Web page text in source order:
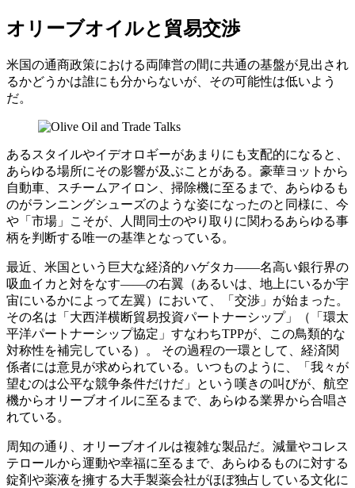
オリーブオイルと貿易交渉
米国の通商政策における両陣営の間に共通の基盤が見出され
るかどうかは誰にも分からないが、その可能性は低いよう
だ。
あるスタイルやイデオロギーがあまりにも支配的になると、
あらゆる場所にその影響が及ぶことがある。豪華ヨットから
自動車、スチームアイロン、掃除機に至るまで、あらゆるも
のがランニングシューズのような姿になったのと同様に、今
や「市場」こそが、人間同士のやり取りに関わるあらゆる事
柄を判断する唯一の基準となっている。
最近、米国という巨大な経済的ハゲタカ――名高い銀行界の
吸血イカと対をなす――の右翼（あるいは、地上にいるか宇
宙にいるかによって左翼）において、「交渉」が始まった。
その名は「大西洋横断貿易投資パートナーシップ」（「環太
平洋パートナーシップ協定」すなわちTPPが、この鳥類的な
対称性を補完している）。 その過程の一環として、経済関
係者には意見が求められている。いつものように、「我々が
望むのは公平な競争条件だけだ」という嘆きの叫びが、航空
機からオリーブオイルに至るまで、あらゆる業界から合唱さ
れている。
周知の通り、オリーブオイルは複雑な製品だ。減量やコレス
テロールから運動や幸福に至るまで、あらゆるものに対する
錠剤や薬液を擁する大手製薬会社がほぼ独占している文化に